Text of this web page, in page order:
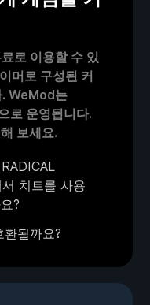
로 이용할 수 있
머로 구성된 커
. WeMod는
로 운영됩니다.
보세요.
치트를 사용
?
될까요?